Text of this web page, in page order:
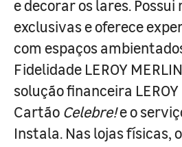
e decorar os lares.
exclusivas e oferece
com espaços
Fidelidade LEROY
solução financeira LEROY
Cartão Celebre!e o
Instala. Nas lojas físicas,